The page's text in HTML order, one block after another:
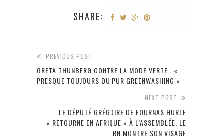
SHARE:
PREVIOUS POST
GRETA THUNBERG CONTRE LA MODE VERTE : «
PRESQUE TOUJOURS DU PUR GREENWASHING »
NEXT POST
LE DÉPUTÉ GRÉGOIRE DE FOURNAS HURLE
« RETOURNE EN AFRIQUE » À L’ASSEMBLÉE, LE
RN MONTRE SON VISAGE